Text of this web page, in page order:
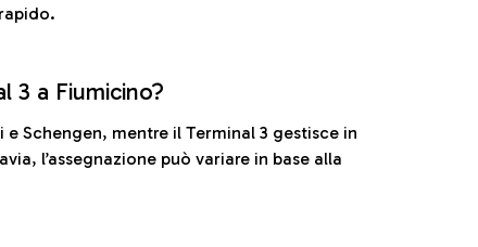
3 a Fiumicino?
Schengen, mentre il Terminal 3 gestisce in
l’assegnazione può variare in base alla